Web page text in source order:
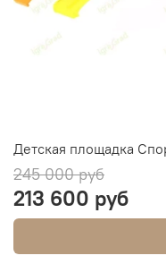
Детская площадка
245 000 руб
213 600 руб